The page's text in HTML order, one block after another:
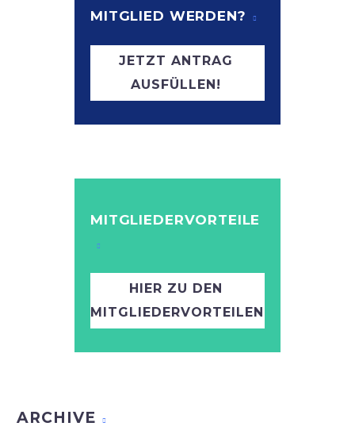
MITGLIED WERDEN?
JETZT ANTRAG
AUSFÜLLEN!
MITGLIEDERVORTEILE
HIER ZU DEN
MITGLIEDERVORTEILEN
ARCHIVE